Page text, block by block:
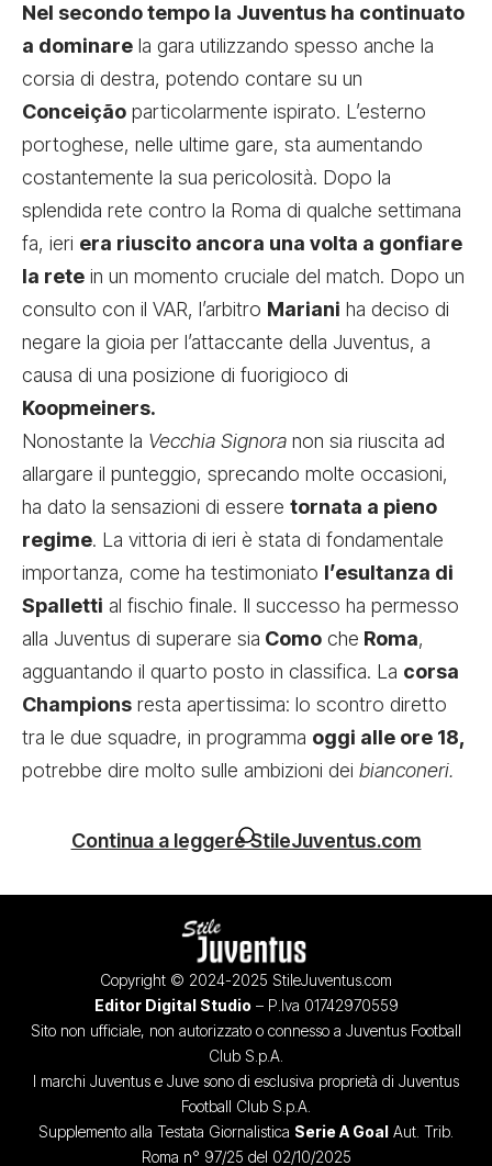
Nel secondo tempo la Juventus ha continuato
a dominare la gara utilizzando spesso anche la
corsia di destra, potendo contare su un
Conceição particolarmente ispirato. L’esterno
portoghese, nelle ultime gare, sta aumentando
costantemente la sua pericolosità. Dopo la
splendida rete contro la Roma di qualche settimana
fa, ieri era riuscito ancora una volta a gonfiare
la rete in un momento cruciale del match. Dopo un
consulto con il VAR, l’arbitro Mariani ha deciso di
negare la gioia per l’attaccante della Juventus, a
causa di una posizione di fuorigioco di
Koopmeiners.
Nonostante la Vecchia Signora non sia riuscita ad
allargare il punteggio, sprecando molte occasioni,
ha dato la sensazioni di essere tornata a pieno
regime. La vittoria di ieri è stata di fondamentale
importanza, come ha testimoniato l’esultanza di
Spalletti al fischio finale. Il successo ha permesso
alla Juventus di superare sia Como che Roma,
agguantando il quarto posto in classifica. La corsa
Champions resta apertissima: lo scontro diretto
tra le due squadre, in programma oggi alle ore 18,
potrebbe dire molto sulle ambizioni dei bianconeri.
Continua a leggere StileJuventus.com
Copyright © 2024-2025 StileJuventus.com
Editor Digital Studio – P.Iva 01742970559
Sito non ufficiale, non autorizzato o connesso a Juventus Football
Club S.p.A.
I marchi Juventus e Juve sono di esclusiva proprietà di Juventus
Football Club S.p.A.
Supplemento alla Testata Giornalistica Serie A Goal Aut. Trib.
Roma n° 97/25 del 02/10/2025